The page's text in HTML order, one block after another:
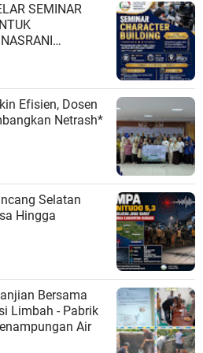
SEMINAR
Efisien, Dosen
Netrash*
Selatan
Hingga
Bersama
Limbah - Pabrik
Air